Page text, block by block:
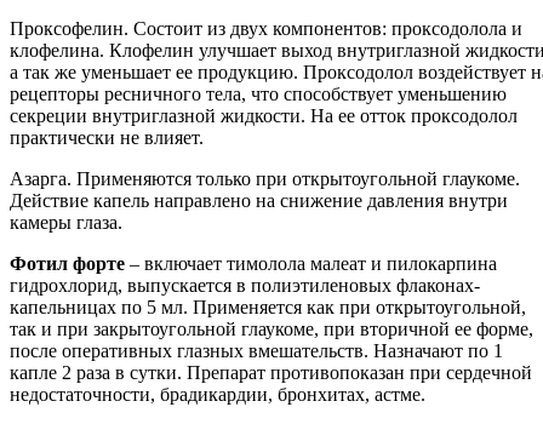
Проксофелин. Состоит из двух компонентов: проксодолола и
клофелина. Клофелин улучшает выход внутриглазной
а так же уменьшает ее продукцию. Проксодолол воздействует
рецепторы ресничного тела, что способствует уменьшению
секреции внутриглазной жидкости. На ее отток проксодолол
практически не влияет.
Азарга. Применяются только при открытоугольной глаукоме.
Действие капель направлено на снижение давления внутри
камеры глаза.
Фотил форте – включает тимолола малеат и пилокарпина
гидрохлорид, выпускается в полиэтиленовых флаконах-
капельницах по 5 мл. Применяется как при открытоугольной,
так и при закрытоугольной глаукоме, при вторичной ее форме,
после оперативных глазных вмешательств. Назначают по 1
капле 2 раза в сутки. Препарат противопоказан при сердечной
недостаточности, брадикардии, бронхитах, астме.